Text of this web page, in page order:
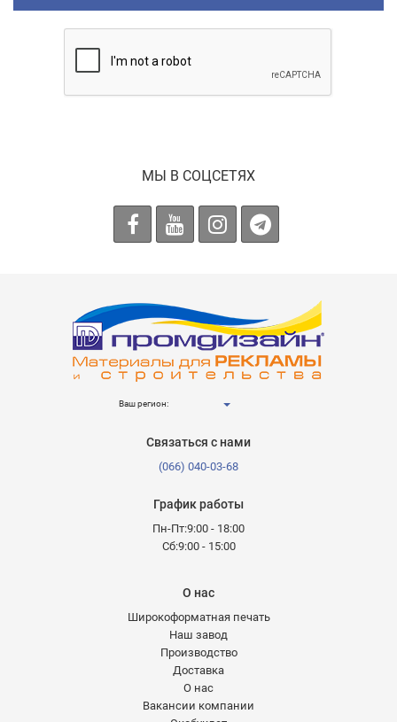
МЫ В СОЦСЕТЯХ
Ваш регион:
Связаться с нами
(066) 040-03-68
График работы
Пн-Пт:9:00 - 18:00
Сб:9:00 - 15:00
О нас
Широкоформатная печать
Наш завод
Производство
Доставка
О нас
Вакансии компании